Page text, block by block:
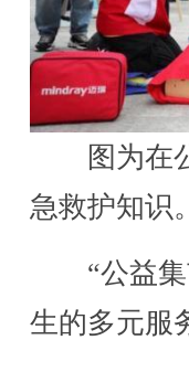
图为在
急救护知识。
“公益集
生的多元服